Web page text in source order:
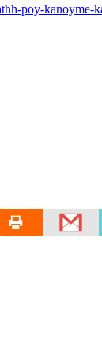
poy-kanoyme-